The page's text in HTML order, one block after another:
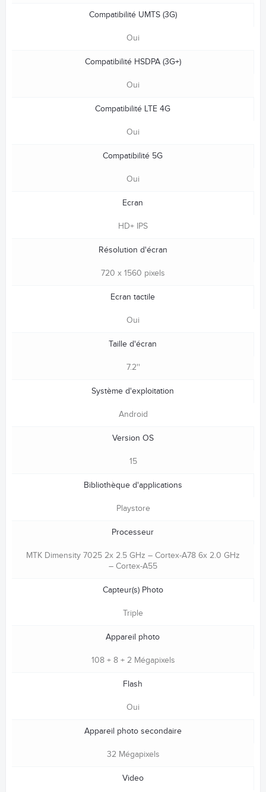
Compatibilité UMTS (3G)
Oui
Compatibilité HSDPA (3G+)
Oui
Compatibilité LTE 4G
Oui
Compatibilité 5G
Oui
Ecran
HD+ IPS
Résolution d'écran
720 x 1560 pixels
Ecran tactile
Oui
Taille d'écran
7.2''
Système d'exploitation
Android
Version OS
15
Bibliothèque d'applications
Playstore
Processeur
MTK Dimensity 7025 2x 2.5 GHz – Cortex-A78 6x 2.0 GHz
– Cortex-A55
Capteur(s) Photo
Triple
Appareil photo
108 + 8 + 2 Mégapixels
Flash
Oui
Appareil photo secondaire
32 Mégapixels
Video